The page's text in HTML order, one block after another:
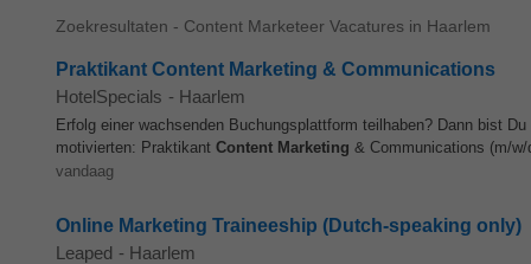
Zoekresultaten - Content Marketeer Vacatures in Haarlem
Praktikant Content Marketing & Communications
HotelSpecials - Haarlem
Erfolg einer wachsenden Buchungsplattform teilhaben? Dann bist
motivierten: Praktikant Content Marketing & Communications (m/
vandaag
Online Marketing Traineeship (Dutch-speaking only)
Leaped - Haarlem